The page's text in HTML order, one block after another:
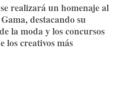
realizará un homenaje al
destacando su
la moda y los concursos
los creativos más